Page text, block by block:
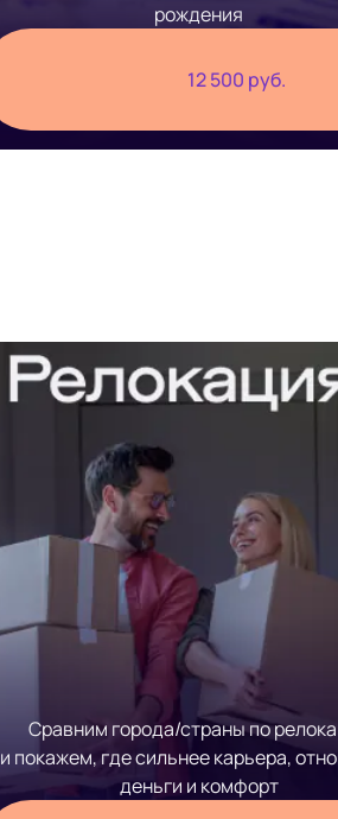
рождения
12 500 руб.
Сравним города/страны по
и покажем, где сильнее карьера,
деньги и комфорт